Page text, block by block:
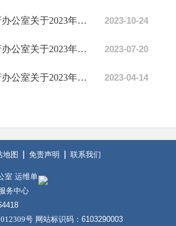
麟游县人民政府办公室关于2023年第三季度智慧城市建设、数字政府建设、数字经济发... 2023-10-24
麟游县人民政府办公室关于2023年上半年智慧城市建设、数字政府建设、数字经济发展... 2023-07-20
麟游县人民政府办公室关于2023年第一季度政务公开、网民留言办理、政府系统政务新... 2023-04-14
地图 免责声明 联系我们
室 运维单
务中心
号网站标识码：6103290003